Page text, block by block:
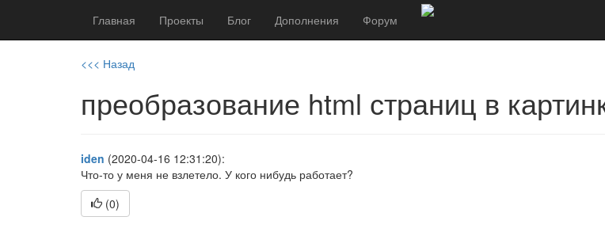
Главная Проекты Блог Дополнения Форум
<<< Назад
преобразование html страниц в
iden (2020-04-16 12:31:20):
Что-то у меня не взлетело. У кого нибудь работает?
(0)